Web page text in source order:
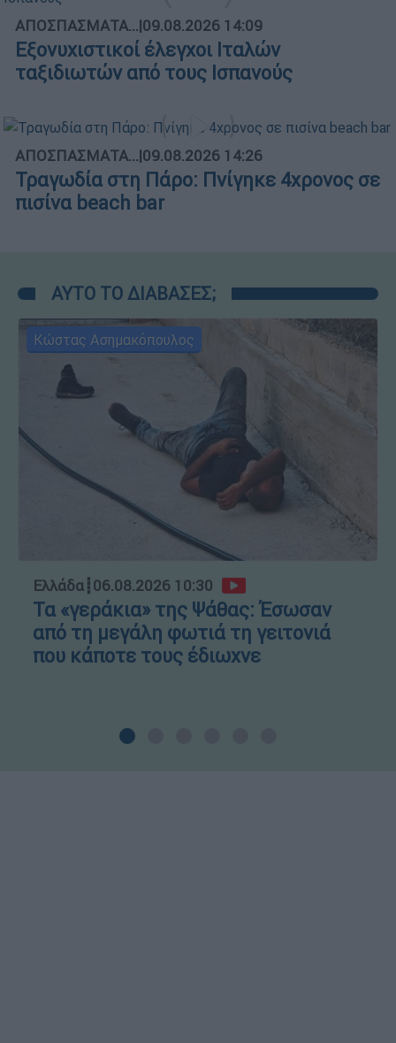
ΑΠΟΣΠΑΣΜΑΤΑ...|09.08.2026 14:09
Εξονυχιστικοί έλεγχοι Ιταλών
ταξιδιωτών από τους Ισπανούς
ΑΠΟΣΠΑΣΜΑΤΑ...|09.08.2026 14:26
Τραγωδία στη Πάρο: Πνίγηκε 4χρονος σε
πισίνα beach bar
ΑΥΤΟ ΤΟ ΔΙΑΒΑΣΕΣ;
Κώστας Ασημακόπουλος
Ελλάδα┋06.08.2026 10:30
Τα «γεράκια» της Ψάθας: Έσωσαν
από τη μεγάλη φωτιά τη γειτονιά
που κάποτε τους έδιωχνε